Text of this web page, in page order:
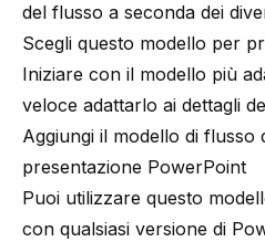
del flusso a seconda dei
Scegli questo modello per
Iniziare con il modello più
veloce adattarlo ai dettagli
Aggiungi il modello di flusso
presentazione PowerPoint
Puoi utilizzare questo
con qualsiasi versione di